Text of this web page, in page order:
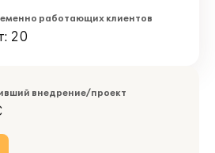
работающих клиентов
20
внедрение/проект